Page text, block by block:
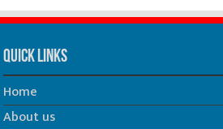
Quick Links
Home
About us